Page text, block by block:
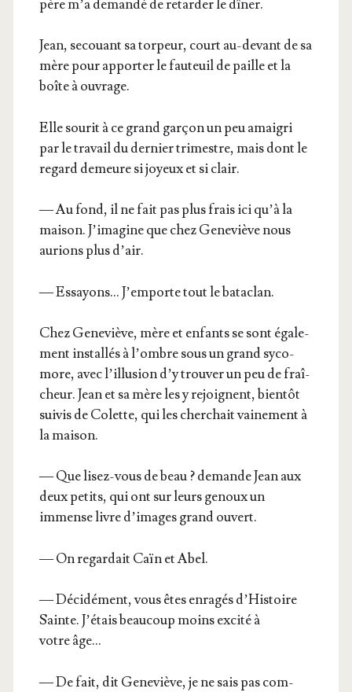
père m’a deman­dé de retar­der le dîner.
Jean, secouant sa tor­peur, court au-devant de sa
mère pour appor­ter le fau­teuil de paille et la
boîte à ouvrage.
Elle sou­rit à ce grand gar­çon un peu amai­gri
par le tra­vail du der­nier tri­mestre, mais dont le
regard demeure si joyeux et si clair.
— Au fond, il ne fait pas plus frais ici qu’à la
mai­son. J’i­ma­gine que chez Gene­viève nous
aurions plus d’air.
— Essayons… J’emporte tout le bataclan.
Chez Gene­viève, mère et enfants se sont éga­le­
ment ins­tal­lés à l’ombre sous un grand syco­
more, avec l’illu­sion d’y trou­ver un peu de fraî­
cheur. Jean et sa mère les y rejoignent, bien­tôt
sui­vis de Colette, qui les cher­chait vai­ne­ment à
la maison.
— Que lisez-vous de beau ? demande Jean aux
deux petits, qui ont sur leurs genoux un
immense livre d’i­mages grand ouvert.
— On regar­dait Caïn et Abel.
— Déci­dé­ment, vous êtes enra­gés d’His­toire
Sainte. J’é­tais beau­coup moins exci­té à
votre âge…
— De fait, dit Gene­viève, je ne sais pas com­